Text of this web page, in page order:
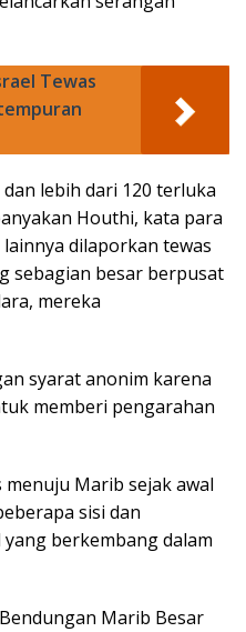
Tewas
lebih dari 120 terluka
Houthi, kata para
dilaporkan tewas
sebagian besar berpusat
mereka
syarat anonim karena
memberi pengarahan
Marib sejak awal
sisi dan
berkembang dalam
Marib Besar